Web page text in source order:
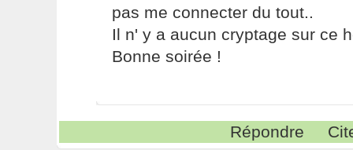
pas me connecter du tout..
Il n' y a aucun cryptage sur ce
Bonne soirée !
Répondre